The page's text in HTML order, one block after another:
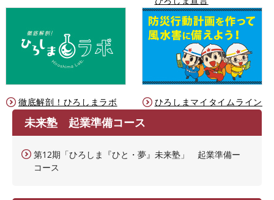
徹底解剖！ひろしまラボ ひろしまマイタイムライン
未来塾 起業準備コース
第12期「ひろしま『ひと・夢』未来塾」 起業準備ー
コース